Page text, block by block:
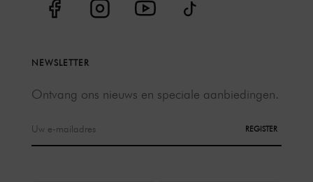
NEWSLETTER
Ontvang ons nieuws en speciale aanbiedingen.
REGISTER